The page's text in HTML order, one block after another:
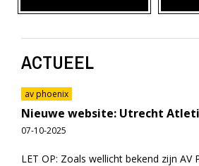
ACTUEEL
av phoenix
Nieuwe website: Utrecht
07-10-2025
LET OP: Zoals wellicht bekend zijn AV